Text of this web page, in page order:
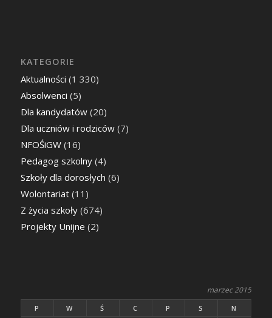
KATEGORIE
Aktualności (1 330)
Absolwenci (5)
Dla kandydatów(20)
Dla uczniów i rodziców(7)
NFOŚiGW(16)
Pedagog szkolny(4)
Szkoły dla dorosłych (6)
Wolontariat(11)
Z życia szkoły(674)
Projekty Unijne (2)
marzec 2015
P W Ś C P S N